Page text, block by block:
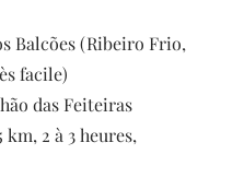
Balcões (Ribeiro Frio,
facile)
das Feiteiras
2 à 3 heures,